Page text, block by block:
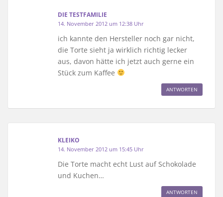
DIE TESTFAMILIE
14. November 2012 um 12:38 Uhr
ich kannte den Hersteller noch gar nicht,
die Torte sieht ja wirklich richtig lecker
aus, davon hätte ich jetzt auch gerne ein
Stück zum Kaffee
ANTWORTEN
KLEIKO
14. November 2012 um 15:45 Uhr
Die Torte macht echt Lust auf Schokolade
und Kuchen…
ANTWORTEN